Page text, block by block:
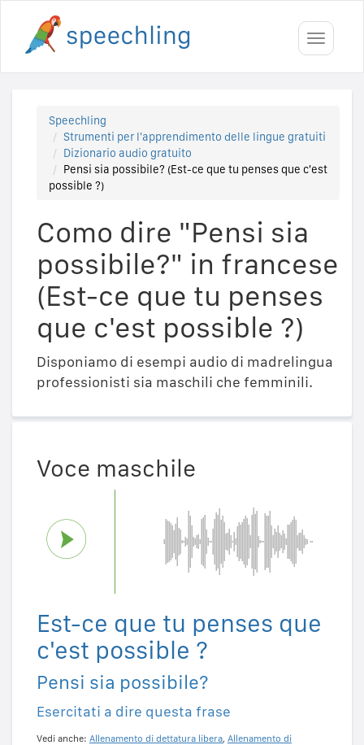
Toggle
Speechling
Strumenti per l'apprendimento delle lingue gratuiti
Dizionario audio gratuito
Pensi sia possibile? (Est-ce que tu penses que c'est
possible ?)
Como dire "Pensi sia
possibile?" in francese
(Est-ce que tu penses
que c'est possible ?)
Disponiamo di esempi audio di madrelingua
professionisti sia maschili che femminili.
Voce maschile
Est-ce que tu penses que
c'est possible ?
Pensi sia possibile?
Esercitati a dire questa frase
Vedi anche: Allenamento di dettatura libera, Allenamento di